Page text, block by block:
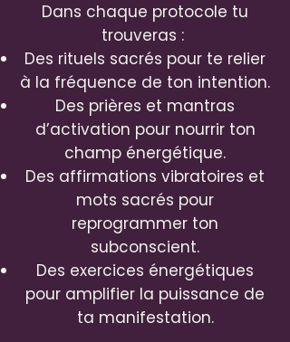
Dans chaque protocole tu
trouveras :
Des rituels sacrés pour te relier
à la fréquence de ton intention.
Des prières et mantras
d’activation pour nourrir ton
champ énergétique.
Des affirmations vibratoires et
mots sacrés pour
reprogrammer ton
subconscient.
Des exercices énergétiques
pour amplifier la puissance de
ta manifestation.